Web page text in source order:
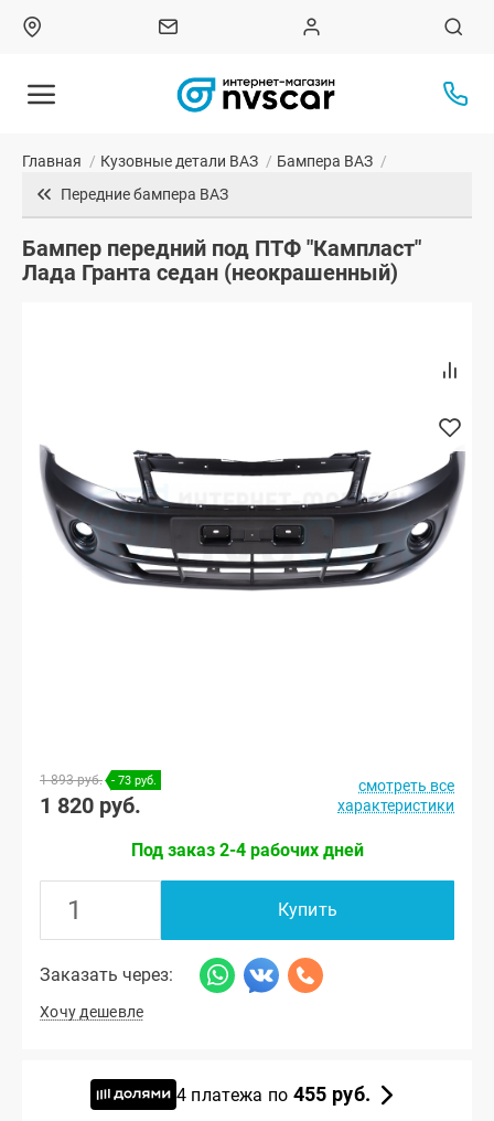
Главная / Кузовные детали ВАЗ / Бампера ВАЗ /
Передние бампера ВАЗ
Бампер передний под ПТФ "Кампласт"
Лада Гранта седан (неокрашенный)
1 893 руб. - 73 руб.
1 820 руб.
смотреть все
характеристики
Под заказ 2-4 рабочих дней
Купить
Заказать через:
Хочу дешевле
4 платежа по 455 руб.